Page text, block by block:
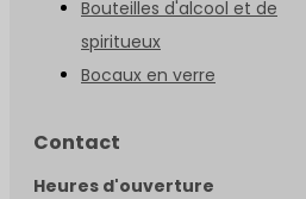
Bouteilles d'alcool et de
spiritueux
Bocaux en verre
Contact
Heures d'ouverture